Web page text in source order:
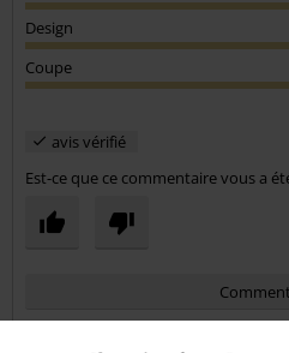
Design
Coupe
avis vérifié
Est-ce que ce commentaire vous a